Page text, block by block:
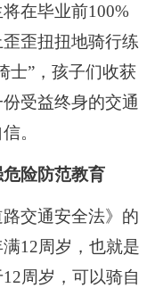
在毕业前100%
歪扭扭地骑行练
士”，孩子们收获
受益终身的交通
。
险防范教育
交通安全法》的
12周岁，也就是
周岁，可以骑自